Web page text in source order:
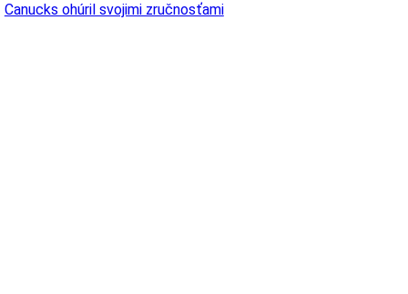
Canucks ohúril svojimi zručnosťami